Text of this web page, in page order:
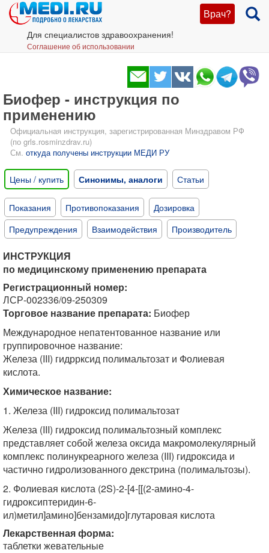
Врач?
Для специалистов здравоохранения!
Соглашение об использовании
Биофер - инструкция по
применению
Официальная инструкция, зарегистрированная Минздравом РФ
(по grls.rosminzdrav.ru)
См. откуда получены инструкции МЕДИ РУ
Цены / купить Синонимы, аналоги Статьи
Показания Противопоказания
Дозировка
Предупреждения
Взаимодействия Производитель
ИНСТРУКЦИЯ
по медицинскому применению препарата
Регистрационный номер:
ЛСР-002336/09-250309
Торговое название препарата: Биофер
Международное непатентованное название или
группировочное название:
Железа (III) гидррксид полимальтозат и Фолиевая
кислота.
Химическое название:
1. Железа (III) гидроксид полимальтозат
Железа (III) гидроксид полимальтозный комплекс
представляет собой железа оксида макромолекулярный
комплекс полинукреарного железа (III) гидроксида и
частично гидролизованного декстрина (полимальтозы).
2. Фолиевая кислота (2S)-2-[4-[[(2-амино-4-
гидроксиптеридин-6-
ил)метил]амино]бензамидо]глутаровая кислота
Лекарственная форма:
таблетки жевательные